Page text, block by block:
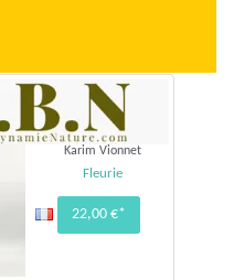
Karim Vionnet
Fleurie
22,00 €*